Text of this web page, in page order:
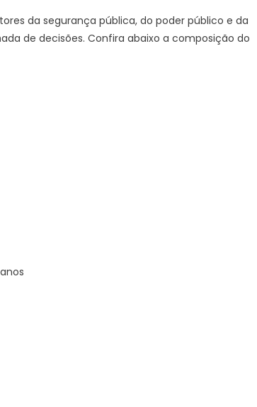
da segurança pública, do poder público e da
de decisões. Confira abaixo a composição do